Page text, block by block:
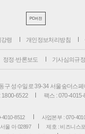
PC버전
령 개인정보처리방침
정정·반론보도 기사심의규정
구 성수일로 39-34 서울숲더스페
1800-6522
팩스 : 070-
4010-8512
사업본부 : 070-
울 아 02897
제호 : 비즈니스